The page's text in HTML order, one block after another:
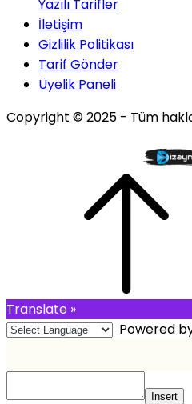
Yazılı Tarifler
İletişim
Gizlilik Politikası
Tarif Gönder
Üyelik Paneli
Copyright © 2025 - Tüm
Translate »
Powered
Insert